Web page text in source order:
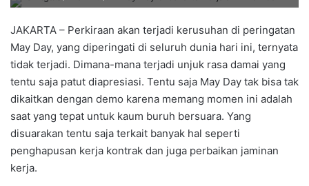
JAKARTA – Perkiraan akan terjadi kerusuhan di peringatan
May Day, yang diperingati di seluruh dunia hari ini, ternyata
tidak terjadi. Dimana-mana terjadi unjuk rasa damai yang
tentu saja patut diapresiasi. Tentu saja May Day tak bisa tak
dikaitkan dengan demo karena memang momen ini adalah
saat yang tepat untuk kaum buruh bersuara. Yang
disuarakan tentu saja terkait banyak hal seperti
penghapusan kerja kontrak dan juga perbaikan jaminan
kerja.